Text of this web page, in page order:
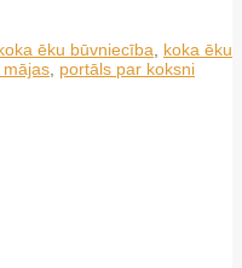
ēku būvniecība
koka ēku
mājas portāls par koksni